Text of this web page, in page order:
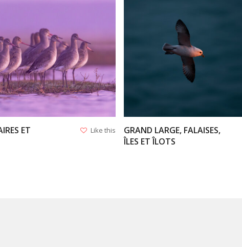
VIEW
ET
Like this
VIEW
GRAND LARGE, FALAISES,
ÎLES ET ÎLOTS